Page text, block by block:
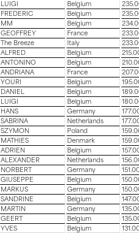
LUIGI Belgium
FREDERIC Belgium
MM Belgium
GEOFFREY France
The Breeze Italy
ALFRED Belgium
ANTONINO Belgium
ANDRIANA France
YOURI Belgium
DANIEL Belgium
LUIGI Belgium
HANS Germany
SABRINA Netherlands
SZYMON Poland
MATHIES Denmark
ADRIEN Belgium
ALEXANDER Netherlands
NORBERT Germany
GIUSEPPE Belgium
MARKUS Germany
SANDRINE Belgium
MARTIN Germany
GEERT Belgium
YVES Belgium